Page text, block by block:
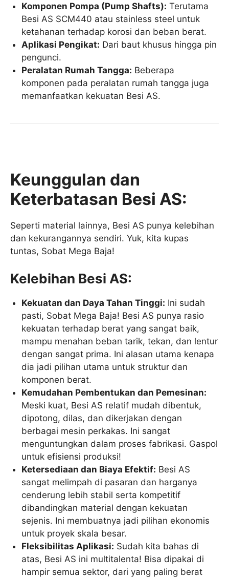
Komponen Pompa (Pump Shafts): Terutama
Besi AS SCM440 atau stainless steel untuk
ketahanan terhadap korosi dan beban berat.
Aplikasi Pengikat: Dari baut khusus hingga pin
pengunci.
Peralatan Rumah Tangga: Beberapa
komponen pada peralatan rumah tangga juga
memanfaatkan kekuatan Besi AS.
Keunggulan dan
Keterbatasan Besi AS:
Seperti material lainnya, Besi AS punya kelebihan
dan kekurangannya sendiri. Yuk, kita kupas
tuntas, Sobat Mega Baja!
Kelebihan Besi AS:
Kekuatan dan Daya Tahan Tinggi: Ini sudah
pasti, Sobat Mega Baja! Besi AS punya rasio
kekuatan terhadap berat yang sangat baik,
mampu menahan beban tarik, tekan, dan lentur
dengan sangat prima. Ini alasan utama kenapa
dia jadi pilihan utama untuk struktur dan
komponen berat.
Kemudahan Pembentukan dan Pemesinan:
Meski kuat, Besi AS relatif mudah dibentuk,
dipotong, dilas, dan dikerjakan dengan
berbagai mesin perkakas. Ini sangat
menguntungkan dalam proses fabrikasi. Gaspol
untuk efisiensi produksi!
Ketersediaan dan Biaya Efektif: Besi AS
sangat melimpah di pasaran dan harganya
cenderung lebih stabil serta kompetitif
dibandingkan material dengan kekuatan
sejenis. Ini membuatnya jadi pilihan ekonomis
untuk proyek skala besar.
Fleksibilitas Aplikasi: Sudah kita bahas di
atas, Besi AS ini multitalenta! Bisa dipakai di
hampir semua sektor, dari yang paling berat